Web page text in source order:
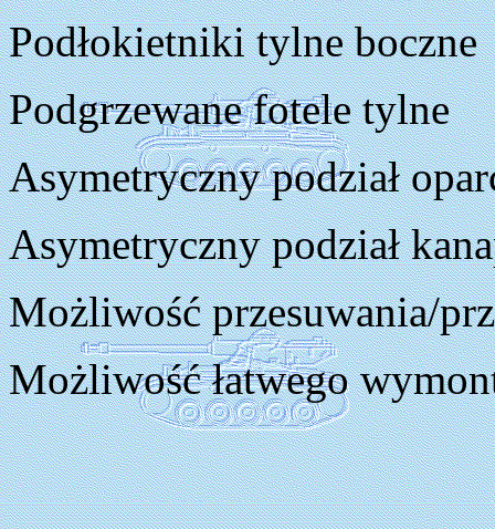
Podłokietniki tylne boczne
Podgrzewane fotele tylne
Asymetryczny podział
Asymetryczny podział
Możliwość przesuwania/
Możliwość łatwego